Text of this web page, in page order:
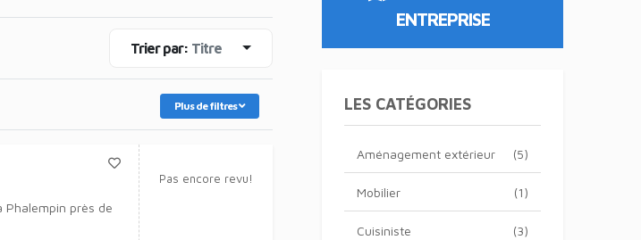
Trier par: Titre
Plus de filtres
Phalempin près de
Pas encore revu!
ENTREPRISE
LES CATÉGORIES
(5)
Aménagement extérieur
(1)
Mobilier
(3)
Cuisiniste